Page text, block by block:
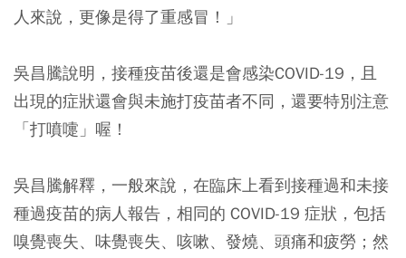
人來說，更像是得了重感冒！」
吳昌騰說明，接種疫苗後還是會感染COVID-19，且
出現的症狀還會與未施打疫苗者不同，還要特別注意
「打噴嚏」喔！
吳昌騰解釋，一般來說，在臨床上看到接種過和未接
種過疫苗的病人報告，相同的 COVID-19 症狀，包括
嗅覺喪失、味覺喪失、咳嗽、發燒、頭痛和疲勞；然